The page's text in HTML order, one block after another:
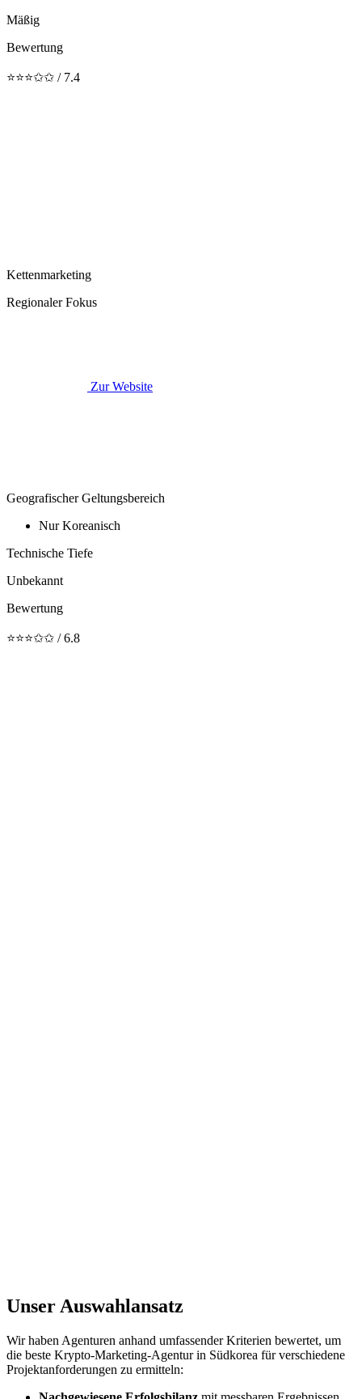
Mäßig
Bewertung
⭐⭐⭐✩✩ / 7.4
Kettenmarketing
Regionaler Fokus
Zur Website
Geografischer Geltungsbereich
Nur Koreanisch
Technische Tiefe
Unbekannt
Bewertung
⭐⭐⭐✩✩ / 6.8
Unser Auswahlansatz
Wir haben Agenturen anhand umfassender Kriterien bewertet, um
die beste Krypto-Marketing-Agentur in Südkorea für verschiedene
Projektanforderungen zu ermitteln: